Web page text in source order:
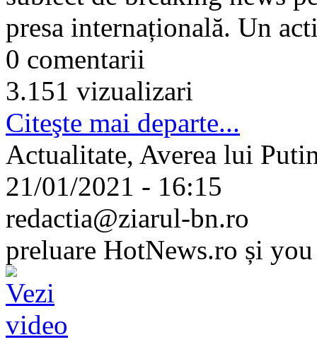
presa internațională. Un
0 comentarii
3.151 vizualizari
Citeşte mai departe...
Actualitate, Averea lui
21/01/2021 - 16:15
redactia@ziarul-bn.ro
preluare HotNews.ro și